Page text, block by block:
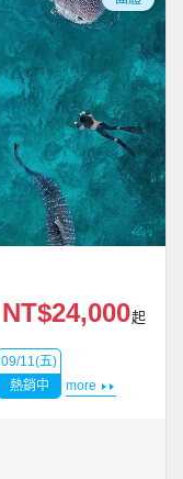
NT$24,000起
09/11(五)
熱銷中
more